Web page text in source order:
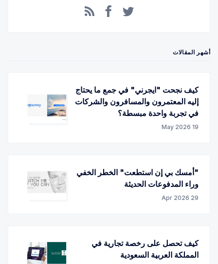
أشهر المقالات
كيف نجحت "ايجرني" في جمع ما يحتاج
إليه المعتمرون والمسافرون والشركات
في تجربة واحدة مبسطة؟
19 May 2026
"أمسك بي إن استطعت" الخطر الخفي
وراء المدفوعات الحديثة
29 Apr 2026
كيف تحصل على رخصة تجارية في
المملكة العربية السعودية